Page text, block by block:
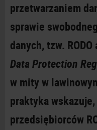
przetwarzaniem
sprawie
danych, tzw.
Data Protection
w mity w
praktyka
przedsiębiorców